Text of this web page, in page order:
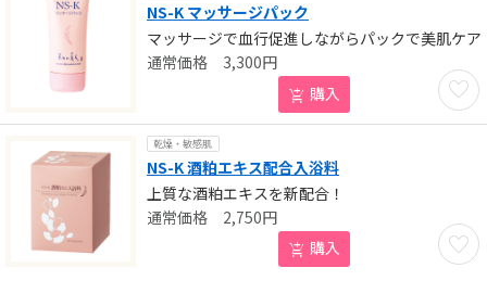
NS-K マッサージパック
マッサージで血行促進しながらパックで美肌ケア
お気
3,300円
購入
乾燥・敏感肌
NS-K 酒粕エキス配合入浴料
上質な酒粕エキスを新配合！
お気
2,750円
購入